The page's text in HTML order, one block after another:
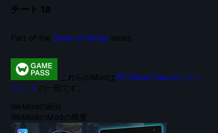
チート 18
WeModの紹介
WeModのModの概要
これらのModは PC Game Passコレクシ
ョン → の一部です。
Part of the State of Decay series